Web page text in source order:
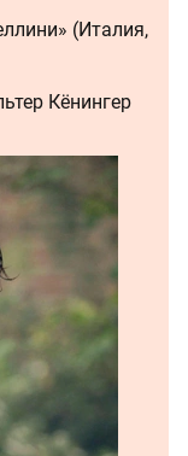
(Италия,
Кёнингер